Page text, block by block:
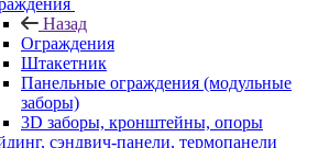
Назад
Ограждения
Штакетник
Панельные ограждения (модульные
заборы)
3D заборы, кронштейны, опоры
сэндвич-панели, термопанели